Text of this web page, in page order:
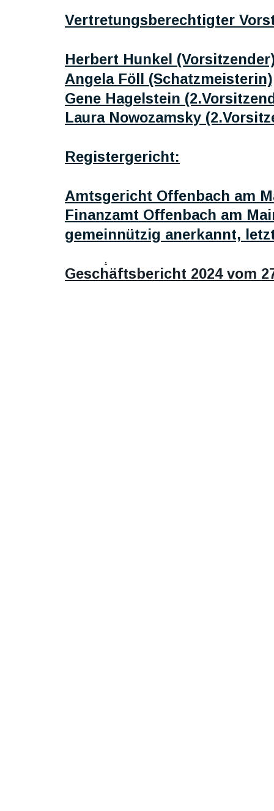
.
Vertretungsberechtigter
Herbert Hunkel
Angela Föll
Gene Hagelstein
Laura Nowozamsky
Registergericht:
Amtsgericht Offenbach am
Finanzamt Offenbach am
gemeinnützig anerkannt,
Geschäftsbericht 2024 vom